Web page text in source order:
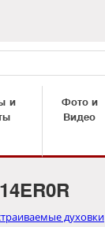
и
Фото и
Видео
духовки